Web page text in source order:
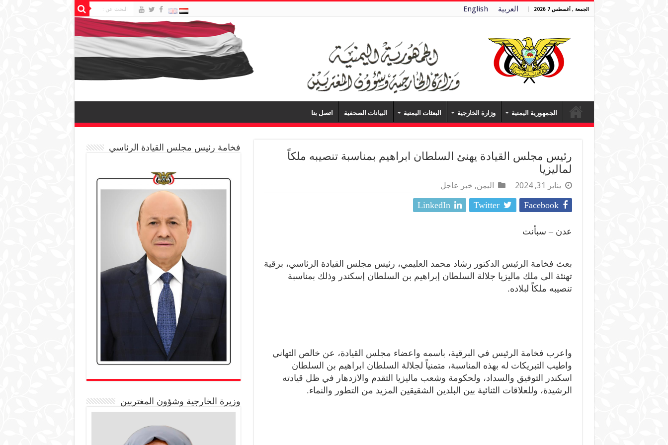
الجمعة , أغسطس 7 2026 العربية English
الجمهورية اليمنية وزارة الخارجية البعثات اليمنية البيانات الصحفية اتصل بنا
رئيس مجلس القيادة يهنئ السلطان ابراهيم بمناسبة تنصيبه ملكاً
لماليزيا
يناير 31, 2024 اليمن, خبر عاجل
Facebook
Twitter
LinkedIn
عدن – سبأنت
بعث فخامة الرئيس الدكتور رشاد محمد العليمي، رئيس مجلس القيادة الرئاسي، برقية
تهنئة الى ملك ماليزيا جلالة السلطان إبراهيم بن السلطان إسكندر وذلك بمناسبة
تنصيبه ملكاً لبلاده.
واعرب فخامة الرئيس في البرقية، باسمه واعضاء مجلس القيادة، عن خالص التهاني
واطيب التبريكات له بهذه المناسبة، متمنياً لجلالة السلطان ابراهيم بن السلطان
اسكندر التوفيق والسداد، ولحكومة وشعب ماليزيا التقدم والازدهار في ظل قيادته
الرشيدة، وللعلاقات الثنائية بين البلدين الشقيقين المزيد من التطور والنماء.
فخامة رئيس مجلس القيادة الرئاسي
وزيرة الخارجية وشؤون المغتربين